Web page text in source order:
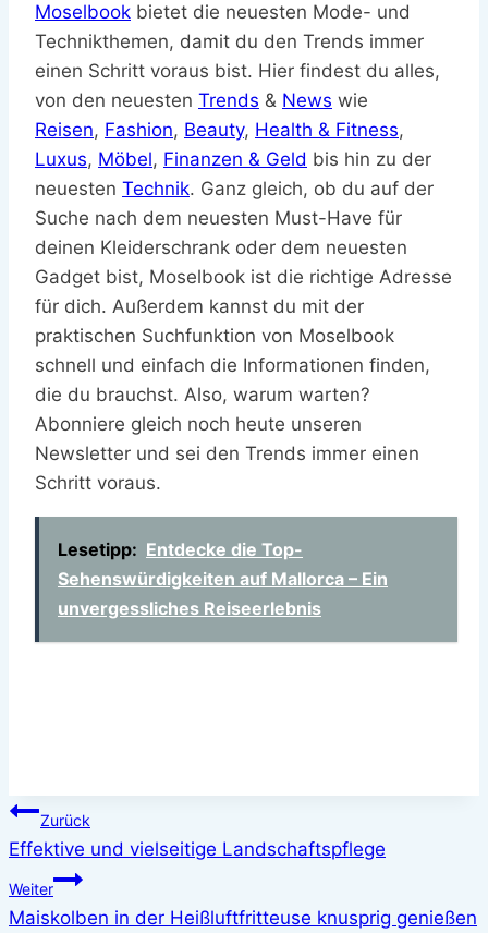
Moselbook bietet die neuesten Mode- und
Technikthemen, damit du den Trends immer
einen Schritt voraus bist. Hier findest du alles,
von den neuesten Trends & News wie
Reisen, Fashion, Beauty, Health & Fitness,
Luxus, Möbel, Finanzen & Geld bis hin zu der
neuesten Technik. Ganz gleich, ob du auf der
Suche nach dem neuesten Must-Have für
deinen Kleiderschrank oder dem neuesten
Gadget bist, Moselbook ist die richtige Adresse
für dich. Außerdem kannst du mit der
praktischen Suchfunktion von Moselbook
schnell und einfach die Informationen finden,
die du brauchst. Also, warum warten?
Abonniere gleich noch heute unseren
Newsletter und sei den Trends immer einen
Schritt voraus.
Lesetipp: Entdecke die Top-
Sehenswürdigkeiten auf Mallorca – Ein
unvergessliches Reiseerlebnis
Beitragsnavigation
Zurück
Effektive und vielseitige Landschaftspflege
Weiter
Maiskolben in der Heißluftfritteuse knusprig genießen